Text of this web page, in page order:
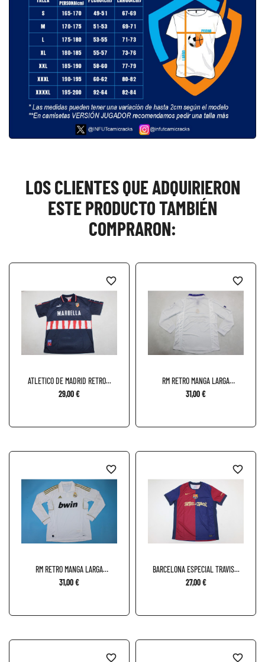
LOS CLIENTES QUE ADQUIRIERON
ESTE PRODUCTO TAMBIÉN
COMPRARON:
ATLETICO DE MADRID RETRO...
29,00 €
favorite_border
RM RETRO MANGA LARGA
LOCAL...
31,00 €
favorite_border
RM RETRO MANGA LARGA
LOCAL...
31,00 €
favorite_border
BARCELONA ESPECIAL TRAVIS...
27,00 €
favorite_border
favorite_border favorite_border